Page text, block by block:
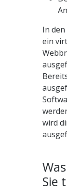
In
ein
wird
Sie